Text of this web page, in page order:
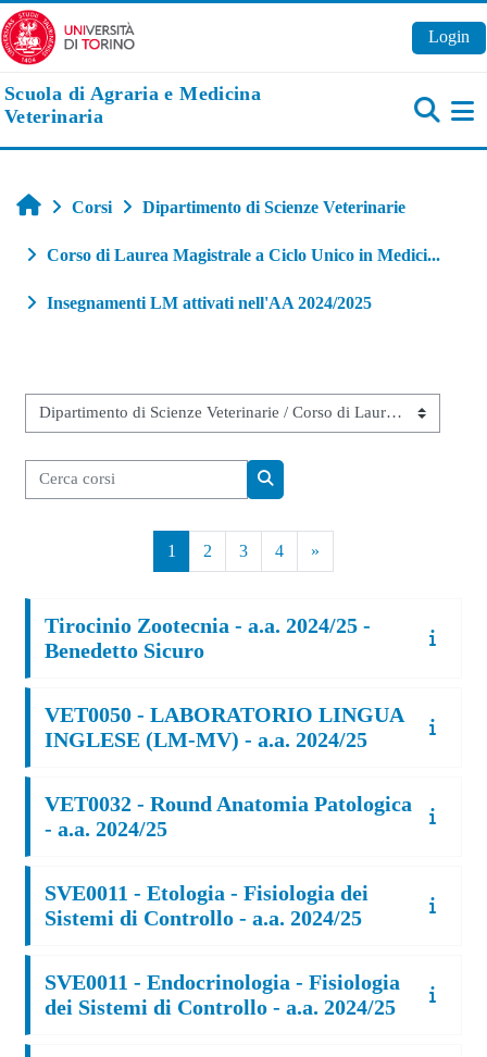
Vai al contenuto principale
Login
Scuola di Agraria e Medicina
Veterinaria
Home
Corsi Dipartimento di Scienze Veterinarie
Corso di Laurea Magistrale a Ciclo Unico in Medici...
Insegnamenti LM attivati nell'AA 2024/2025
Categorie di corso
Cerca corsi
1 Pagina 1
2 Pagina 2
3Pagina 3
4Pagina 4
»
Tirocinio Zootecnia - a.a. 2024/25 -
Benedetto Sicuro
VET0050 - LABORATORIO LINGUA
INGLESE (LM-MV) - a.a. 2024/25
VET0032 - Round Anatomia Patologica
- a.a. 2024/25
SVE0011 - Etologia - Fisiologia dei
Sistemi di Controllo - a.a. 2024/25
SVE0011 - Endocrinologia - Fisiologia
dei Sistemi di Controllo - a.a. 2024/25